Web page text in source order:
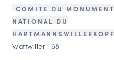
COMITÉ DU MONUMENT
NATIONAL DU
HARTMANNSWILLERKOPF
Wattwiller | 68